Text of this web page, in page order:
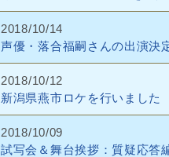
2018/10/14
声優・落合福嗣さんの出演決
2018/10/12
新潟県燕市ロケを行いました
2018/10/09
試写会＆舞台挨拶：質疑応答